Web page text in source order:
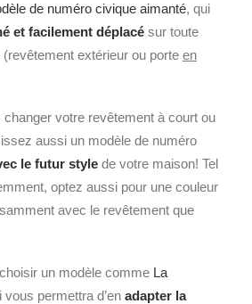
de numéro civique aimanté, qui
et facilement déplacé sur toute
extérieur ou porte en
votre revêtement à court ou
aussi un modèle de numéro
le futur style de votre maison! Tel
optez aussi pour une couleur
avec le revêtement que
un modèle comme La
vous permettra d’en adapter la